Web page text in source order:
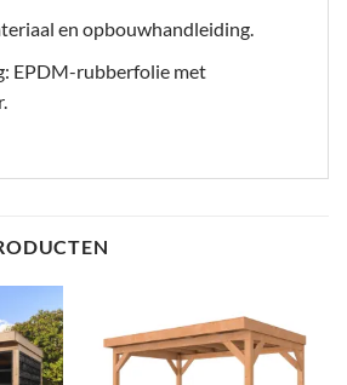
en opbouwhandleiding.
EPDM-rubberfolie met